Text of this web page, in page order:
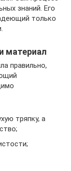
знаний. Его
только
материал
правильно,
тряпку, а